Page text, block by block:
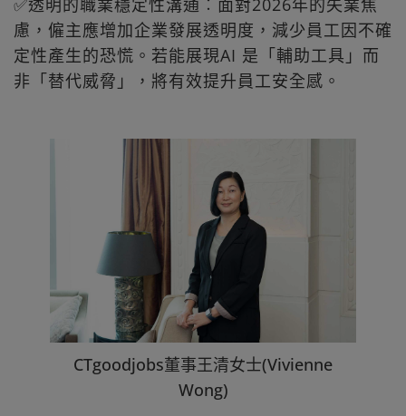
慮，僱主應增加企業發展透明度，減少員工因不確
定性產生的恐慌。若能展現AI 是「輔助工具」而
非「替代威脅」，將有效提升員工安全感。
CTgoodjobs董事王清女士(Vivienne
Wong)